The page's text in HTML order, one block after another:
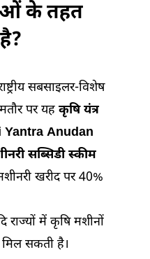
के तहत
सबसाइलर-विशेष
पर यह कृषि यंत्र
Yantra Anudan
सब्सिडी स्कीम
खरीद पर 40%
राज्यों में कृषि मशीनों
सकती है।